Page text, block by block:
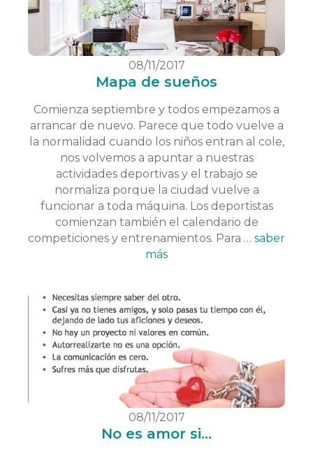
08/11/2017
Mapa de sueños
Comienza septiembre y todos empezamos a
arrancar de nuevo. Parece que todo vuelve a
la normalidad cuando los niños entran al cole,
nos volvemos a apuntar a nuestras
actividades deportivas y el trabajo se
normaliza porque la ciudad vuelve a
funcionar a toda máquina. Los deportistas
comienzan también el calendario de
competiciones y entrenamientos. Para … saber
más
08/11/2017
No es amor si...